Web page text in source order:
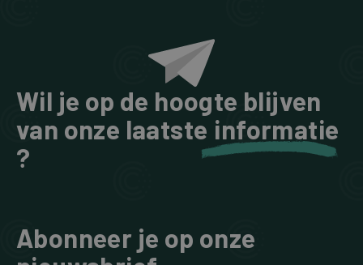
Wil je op de hoogte blijven
van onze laatste informatie
?
Abonneer je op onze